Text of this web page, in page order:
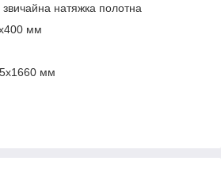
натяжка полотна
мм
мм